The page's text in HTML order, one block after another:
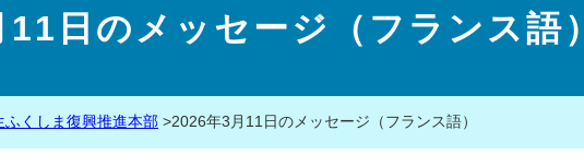
日のメッセージ（フランス語）
ふくしま復興推進本部 >2026年3月11日のメッセージ（フランス語）